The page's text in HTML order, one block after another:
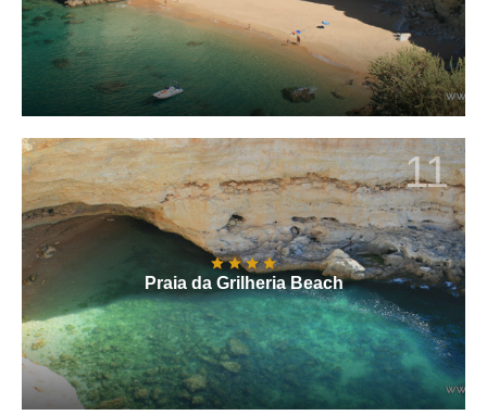
11
Praia da Grilheria Beach